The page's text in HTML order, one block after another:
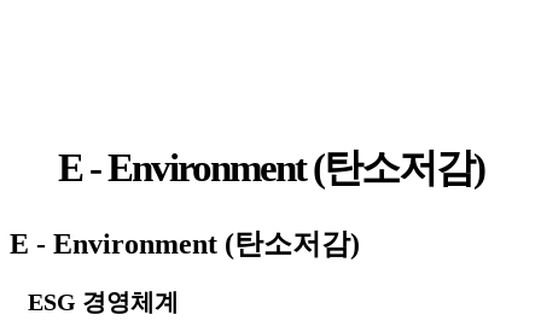
E - Environment (탄소저감)
E - Environment (탄소저감)
ESG 경영체계